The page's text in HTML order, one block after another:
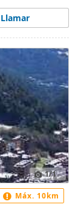
Llamar
1/1
Máx. 10km